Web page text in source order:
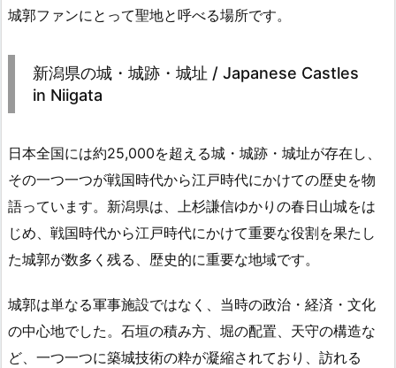
城郭ファンにとって聖地と呼べる場所です。
新潟県の城・城跡・城址 / Japanese Castles
in Niigata
日本全国には約25,000を超える城・城跡・城址が存在し、
その一つ一つが戦国時代から江戸時代にかけての歴史を物
語っています。新潟県は、上杉謙信ゆかりの春日山城をは
じめ、戦国時代から江戸時代にかけて重要な役割を果たし
た城郭が数多く残る、歴史的に重要な地域です。
城郭は単なる軍事施設ではなく、当時の政治・経済・文化
の中心地でした。石垣の積み方、堀の配置、天守の構造な
ど、一つ一つに築城技術の粋が凝縮されており、訪れる